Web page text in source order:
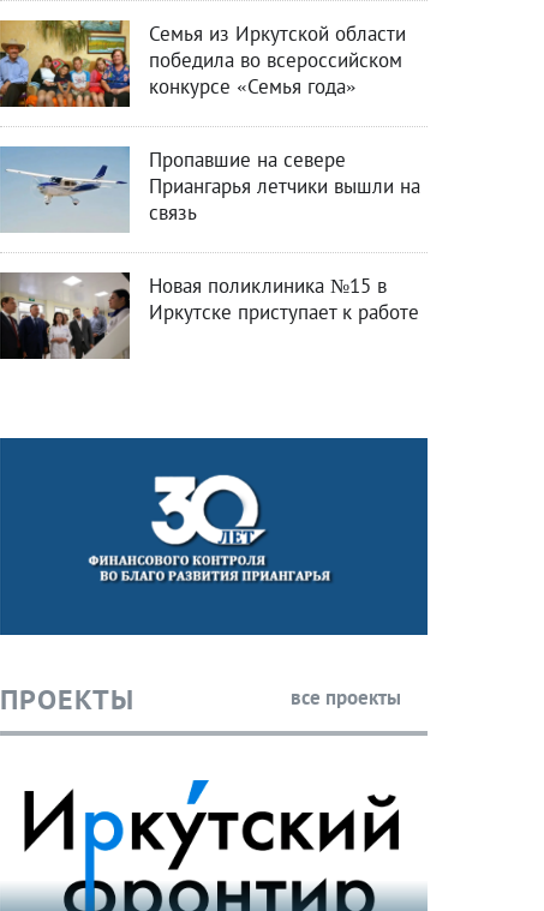
Семья из Иркутской области
победила во всероссийском
конкурсе «Семья года»
Пропавшие на севере
Приангарья летчики вышли на
связь
Новая поликлиника №15 в
Иркутске приступает к работе
ПРОЕКТЫ все проекты